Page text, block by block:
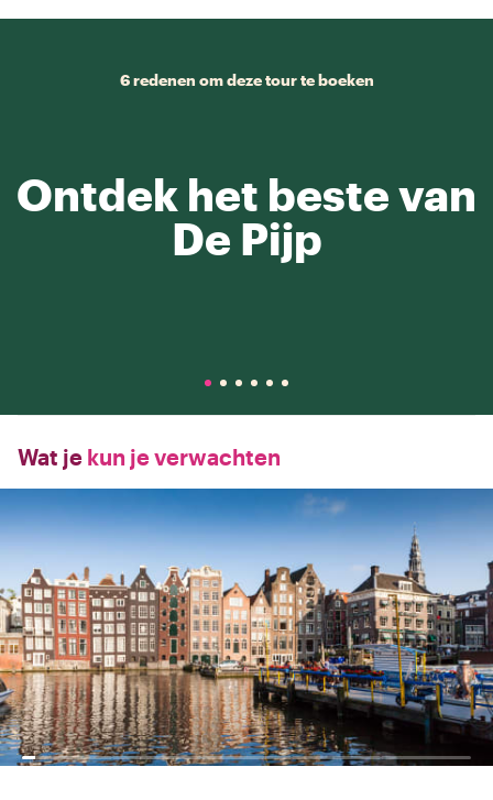
6 redenen om deze tour te boeken
Ontdek het beste van
De Pijp
Wat je kun je verwachten